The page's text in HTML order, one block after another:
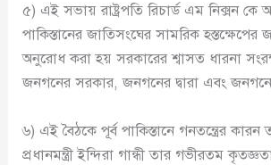
৫) এই সভায় রাষ্ট্রপতি রিচার্ড এম নিক্সন কে
পাকিস্তানের জাতিসংঘের সামরিক হস্তক্ষেপের
অনুরোধ করা হয় সরকারের শ্বাসত ধারনা
জনগনের সরকার, জনগনের দ্বারা এবং
৬) এই বৈঠকে পূর্ব পাকিস্তানে গনতন্ত্রের
প্রধানমন্ত্রী ইন্দিরা গান্ধী তার গভীরতম